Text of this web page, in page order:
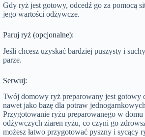
Gdy ryż jest gotowy, odcedź go za pomocą
jego wartości odżywcze.
Paruj ryż (opcjonalne):
Jeśli chcesz uzyskać bardziej puszysty i
parze.
Serwuj:
Twój domowy ryż preparowany jest gotowy
nawet jako bazę dla potraw
Przygotowanie ryżu preparowanego w
odżywczych ziaren ryżu, co czyni go
możesz łatwo przygotować pyszny i